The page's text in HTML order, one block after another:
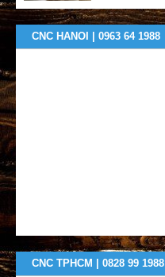
CNC HANOI | 0963 64 1988
CNC TPHCM | 0828 99 1988